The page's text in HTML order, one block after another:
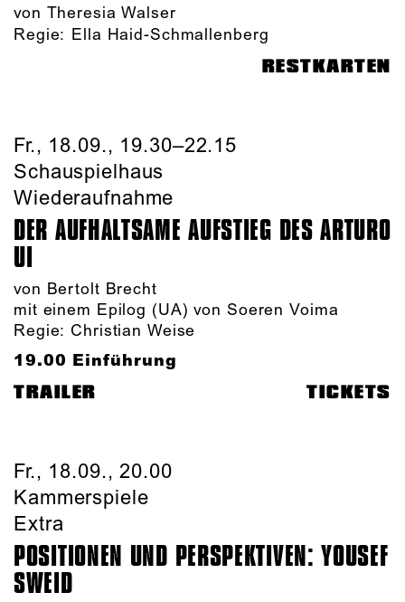
von Theresia Walser
Regie: Ella Haid-Schmallenberg
RESTKARTEN
Fr., 18.09., 19.30–22.15
Schauspielhaus
Wiederaufnahme
DER AUFHALTSAME AUFSTIEG DES ARTURO
UI
von Bertolt Brecht
mit einem Epilog (UA) von Soeren Voima
Regie: Christian Weise
19.00 Einführung
TRAILER
TICKETS
Fr., 18.09., 20.00
Kammerspiele
Extra
POSITIONEN UND PERSPEKTIVEN: YOUSEF
SWEID